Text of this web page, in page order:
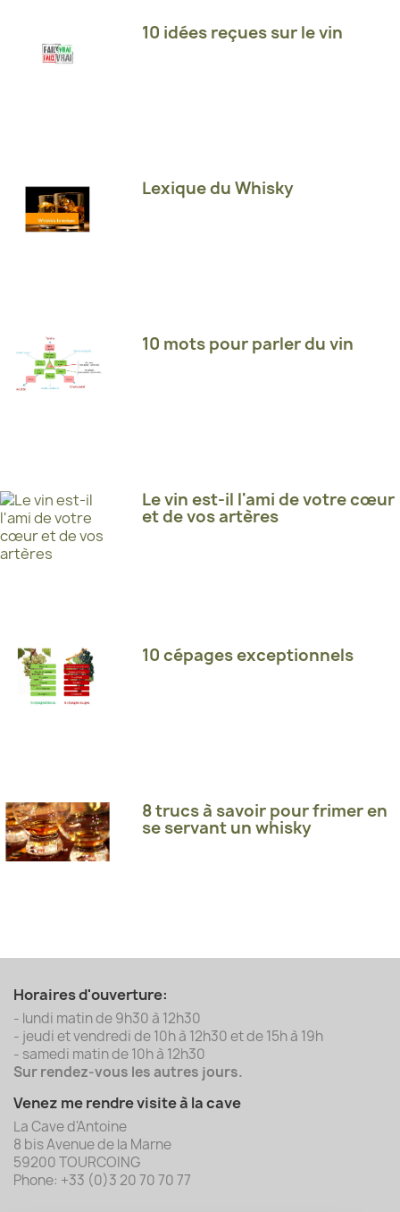
10 idées reçues sur le vin
Lexique du Whisky
10 mots pour parler du vin
Le vin est-il l'ami de votre cœur
et de vos artères
10 cépages exceptionnels
8 trucs à savoir pour frimer en
se servant un whisky
Horaires d'ouverture:
- lundi matin de 9h30 à 12h30
- jeudi et vendredi de 10h à 12h30 et de 15h à 19h
- samedi matin de 10h à 12h30
Sur rendez-vous les autres jours.
Venez me rendre visite à la cave
La Cave d'Antoine
8 bis Avenue de la Marne
59200 TOURCOING
Phone: +33 (0)3 20 70 70 77